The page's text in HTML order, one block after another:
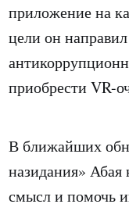
приложение на
цели он
приобрести VR-
В ближайших
назидания» Абая
смысл и помочь